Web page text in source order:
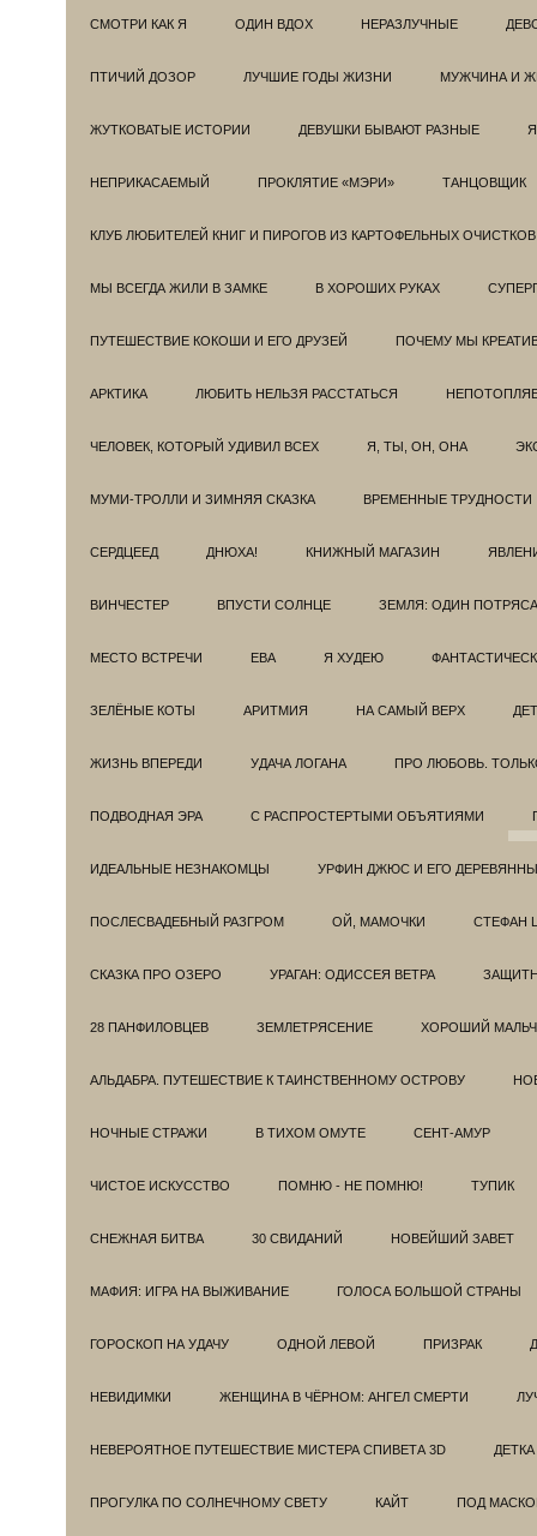
СМОТРИ КАК Я ОДИН ВДОХ НЕРАЗЛУЧНЫЕ
ПТИЧИЙ ДОЗОР ЛУЧШИЕ ГОДЫ ЖИЗНИ МУЖЧИНА И
ЖУТКОВАТЫЕ ИСТОРИИ ДЕВУШКИ БЫВАЮТ РАЗНЫЕ
НЕПРИКАСАЕМЫЙ ПРОКЛЯТИЕ «МЭРИ» ТАНЦОВЩИК
КЛУБ ЛЮБИТЕЛЕЙ КНИГ И ПИРОГОВ ИЗ КАРТОФЕЛЬНЫХ ОЧИСТКОВ
МЫ ВСЕГДА ЖИЛИ В ЗАМКЕ В ХОРОШИХ РУКАХ
ПУТЕШЕСТВИЕ КОКОШИ И ЕГО ДРУЗЕЙ ПОЧЕМУ МЫ
АРКТИКА ЛЮБИТЬ НЕЛЬЗЯ РАССТАТЬСЯ
ЧЕЛОВЕК, КОТОРЫЙ УДИВИЛ ВСЕХ Я, ТЫ, ОН, ОНА
МУМИ-ТРОЛЛИ И ЗИМНЯЯ СКАЗКА ВРЕМЕННЫЕ ТРУДНОСТИ
СЕРДЦЕЕД ДНЮХА! КНИЖНЫЙ МАГАЗИН
ВИНЧЕСТЕР ВПУСТИ СОЛНЦЕ ЗЕМЛЯ: ОДИН
МЕСТО ВСТРЕЧИ ЕВА Я ХУДЕЮ
ЗЕЛЁНЫЕ КОТЫ АРИТМИЯ НА САМЫЙ ВЕРХ
ЖИЗНЬ ВПЕРЕДИ УДАЧА ЛОГАНА ПРО ЛЮБОВЬ.
ПОДВОДНАЯ ЭРА С РАСПРОСТЕРТЫМИ ОБЪЯТИЯМИ
ИДЕАЛЬНЫЕ НЕЗНАКОМЦЫ УРФИН ДЖЮС И ЕГО
ПОСЛЕСВАДЕБНЫЙ РАЗГРОМ ОЙ, МАМОЧКИ СТЕФАН
СКАЗКА ПРО ОЗЕРО УРАГАН: ОДИССЕЯ ВЕТРА
28 ПАНФИЛОВЦЕВ ЗЕМЛЕТРЯСЕНИЕ ХОРОШИЙ
АЛЬДАБРА. ПУТЕШЕСТВИЕ К ТАИНСТВЕННОМУ ОСТРОВУ
НОЧНЫЕ СТРАЖИ В ТИХОМ ОМУТЕ СЕНТ-АМУР
ЧИСТОЕ ИСКУССТВО ПОМНЮ - НЕ ПОМНЮ! ТУПИК
СНЕЖНАЯ БИТВА 30 СВИДАНИЙ НОВЕЙШИЙ ЗАВЕТ
МАФИЯ: ИГРА НА ВЫЖИВАНИЕ ГОЛОСА БОЛЬШОЙ СТРАНЫ
ГОРОСКОП НА УДАЧУ ОДНОЙ ЛЕВОЙ ПРИЗРАК
НЕВИДИМКИ ЖЕНЩИНА В ЧЁРНОМ: АНГЕЛ СМЕРТИ
НЕВЕРОЯТНОЕ ПУТЕШЕСТВИЕ МИСТЕРА СПИВЕТА 3D ДЕТКА
ПРОГУЛКА ПО СОЛНЕЧНОМУ СВЕТУ КАЙТ ПОД